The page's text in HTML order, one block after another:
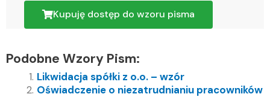
Kupuję dostęp do wzoru pisma
Podobne Wzory Pism:
Likwidacja spółki z o.o. – wzór
Oświadczenie o niezatrudnianiu pracowników